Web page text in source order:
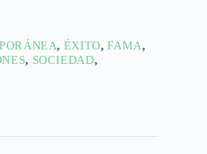
, ÉXITO,FAMA,
, SOCIEDAD,